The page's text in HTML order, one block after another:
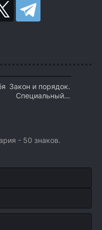
Закон и порядок.
Специальный
- 50 знаков.